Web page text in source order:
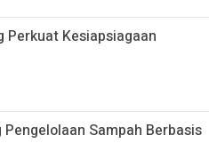
Perkuat Kesiapsiagaan
Pengelolaan Sampah Berbasis